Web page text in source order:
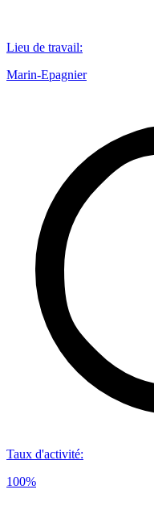
Lieu de travail:
Marin-Epagnier
Taux d'activité:
100%